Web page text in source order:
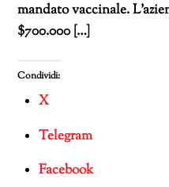
mandato vaccinale.
$700.000 […]
Condividi:
X
Telegram
Facebook